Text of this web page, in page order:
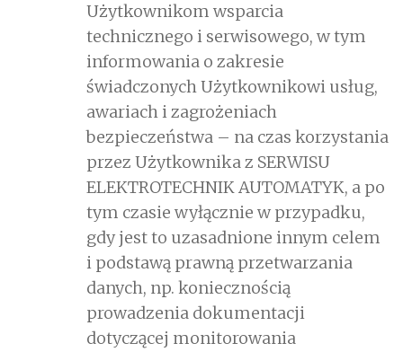
Użytkownikom wsparcia
technicznego i serwisowego, w tym
informowania o zakresie
świadczonych Użytkownikowi usług,
awariach i zagrożeniach
bezpieczeństwa – na czas korzystania
przez Użytkownika z SERWISU
ELEKTROTECHNIK AUTOMATYK, a po
tym czasie wyłącznie w przypadku,
gdy jest to uzasadnione innym celem
i podstawą prawną przetwarzania
danych, np. koniecznością
prowadzenia dokumentacji
dotyczącej monitorowania